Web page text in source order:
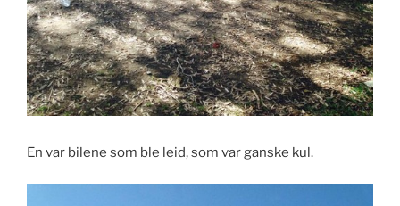
En var bilene som ble leid, som var ganske kul.